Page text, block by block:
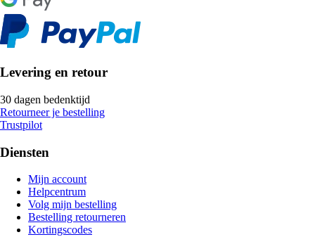
Levering en retour
30 dagen bedenktijd
Retourneer je bestelling
Trustpilot
Diensten
Mijn account
Helpcentrum
Volg mijn bestelling
Bestelling retourneren
Kortingscodes